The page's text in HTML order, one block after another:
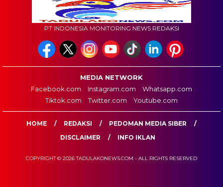
PT INDONESIA MONITORING NEWS REDAKSI
MEDIA NETWORK
Facebook.com
Instagram.com
Whatsapp.com
Tiktok.com
Twitter.com Youtube.com
HOME REDAKSI
PEDOMAN MEDIA SIBER
DISCLAIMER
INFO IKLAN
COPYRIGHT © 2026 TADULAKONEWS.COM - ALL RIGHTS RESERVED